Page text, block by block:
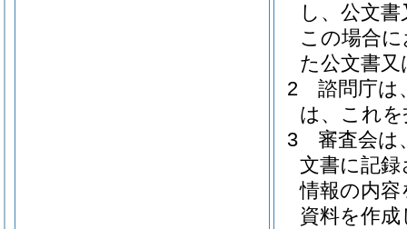
し、公文
この場合
た公文書
2
諮問庁は
は、これ
3
審査会は
文書に記
情報の内
資料を作